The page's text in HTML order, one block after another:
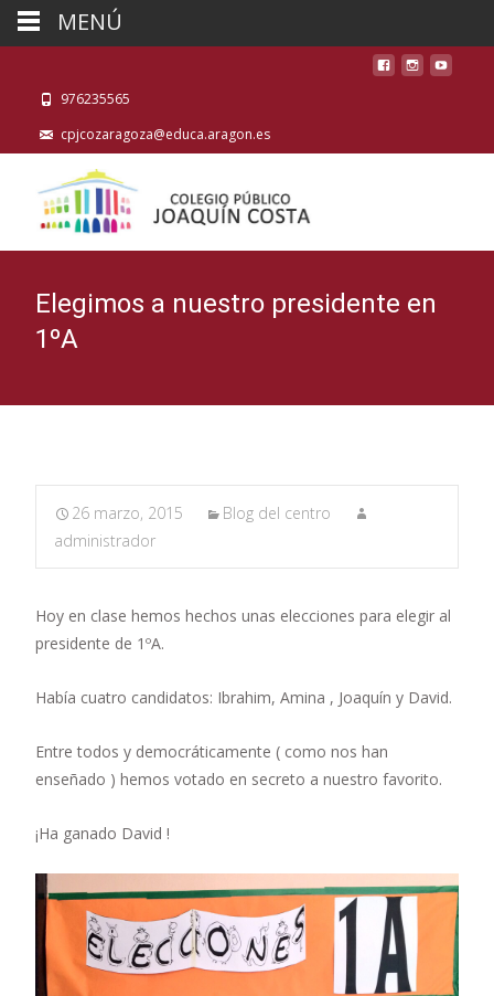
976235565
cpjcozaragoza@educa.aragon.es
Elegimos a nuestro presidente en
1ºA
26 marzo, 2015
Blog del centro
administrador
Hoy en clase hemos hechos unas elecciones para elegir al
presidente de 1ºA.
Había cuatro candidatos: Ibrahim, Amina , Joaquín y David.
Entre todos y democráticamente ( como nos han
enseñado ) hemos votado en secreto a nuestro favorito.
¡Ha ganado David !
MENÚ